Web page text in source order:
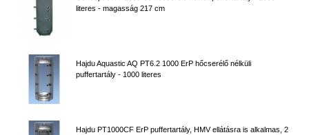
literes - magasság 217 cm
Hajdu Aquastic AQ PT6.2 1000 ErP hőcserélő nélküli
puffertartály - 1000 literes
Hajdu PT1000CF ErP puffertartály, HMV ellátásra is alkalmas, 2